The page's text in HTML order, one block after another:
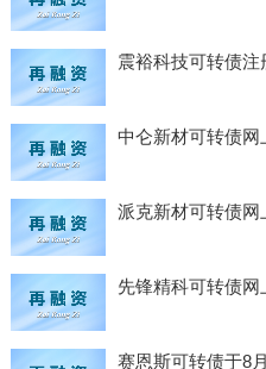
震裕科技可转债
中仑新材可转债网
派克新材可转债网
先锋精科可转债网
赛恩斯可转债于8